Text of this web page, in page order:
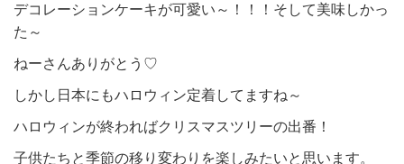
デコレーションケーキが可愛い～！！！そして美味しかっ
た～
ねーさんありがとう♡
しかし日本にもハロウィン定着してますね～
ハロウィンが終わればクリスマスツリーの出番！
子供たちと季節の移り変わりを楽しみたいと思います。